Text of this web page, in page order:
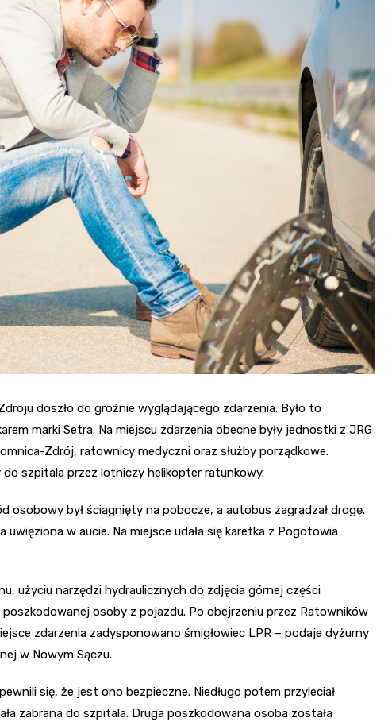
Park Strzelecki
Enklawa przyrodnicza
„Bobrowisko”
Kościół św. Kazimierza
Synagoga i cmentarz
żydowski
Dworzec kolejowy
Kościół pw. Matki Bożej
Niepokalanej
doszło do groźnie wyglądającego zdarzenia. Było to
marki Setra. Na miejscu zdarzenia obecne były jednostki z JRG
Zdrój, ratownicy medyczni oraz służby porządkowe.
szpitala przez lotniczy helikopter ratunkowy.
osobowy był ściągnięty na pobocze, a autobus zagradzał drogę.
w aucie. Na miejsce udała się karetka z Pogotowia
użyciu narzędzi hydraulicznych do zdjęcia górnej części
osoby z pojazdu. Po obejrzeniu przez Ratowników
zdarzenia zadysponowano śmigłowiec LPR – podaje dyżurny
w Nowym Sączu.
się, że jest ono bezpieczne. Niedługo potem przyleciał
zabrana do szpitala. Druga poszkodowana osoba została